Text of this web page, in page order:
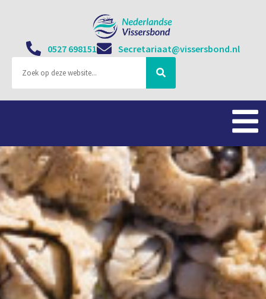
0527 698151 Secretariaat@vissersbond.nl